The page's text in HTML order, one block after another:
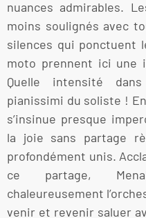
nuances admirables.
moins soulignés avec
silences qui ponctuent
moto prennent ici une
Quelle intensité
pianissimi du soliste !
s’insinue presque
la joie sans partage
profondément unis.
ce partage,
chaleureusement
venir et revenir saluer